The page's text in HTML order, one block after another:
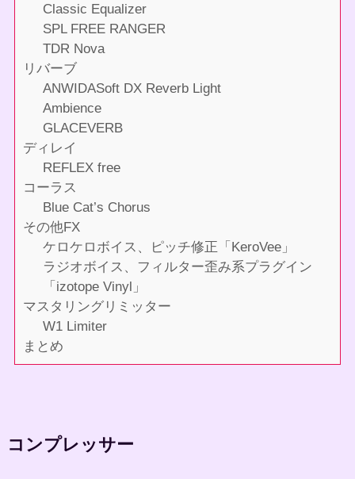
Classic Equalizer
SPL FREE RANGER
TDR Nova
リバーブ
ANWIDASoft DX Reverb Light
Ambience
GLACEVERB
ディレイ
REFLEX free
コーラス
Blue Cat’s Chorus
その他FX
ケロケロボイス、ピッチ修正「KeroVee」
ラジオボイス、フィルター歪み系プラグイン
「izotope Vinyl」
マスタリングリミッター
W1 Limiter
まとめ
コンプレッサー